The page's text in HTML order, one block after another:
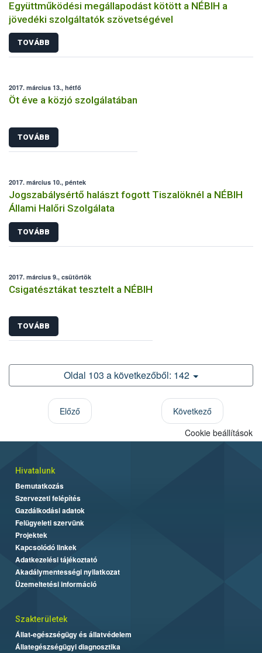
Együttműködési megállapodást kötött a NÉBIH a
jövedéki szolgáltatók szövetségével
TOVÁBB
2017. március 13., hétfő
Öt éve a közjó szolgálatában
TOVÁBB
2017. március 10., péntek
Jogszabálysértő halászt fogott Tiszalöknél a NÉBIH
Állami Halőri Szolgálata
TOVÁBB
2017. március 9., csütörtök
Csigatésztákat tesztelt a NÉBIH
TOVÁBB
Oldal 103 a következőből: 142
Előző
Következő
Cookie beállítások
Hivatalunk
Bemutatkozás
Szervezeti felépítés
Gazdálkodási adatok
Felügyeleti szervünk
Projektek
Kapcsolódó linkek
Adatkezelési tájékoztató
Akadálymentességi nyilatkozat
Üzemeltetési információ
Szakterületek
Állat-egészségügy és állatvédelem
Állategészségügyi diagnosztika